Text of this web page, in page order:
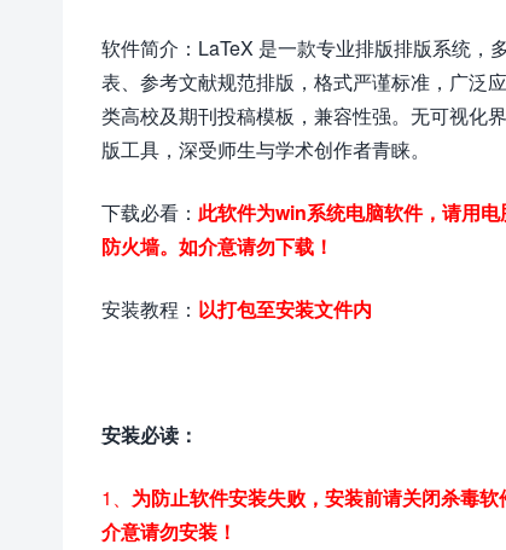
软件简介：LaTeX 是一款专业排版排版系统，
表、参考文献规范排版，格式严谨标准，广泛
类高校及期刊投稿模板，兼容性强。无可视化
版工具，深受师生与学术创作者青睐。
下载必看： 此软件为win系统电脑软件，请用
防火墙。如介意请勿下载！
安装教程： 以打包至安装文件内
安装必读：
1、 为防止软件安装失败，安装前请关闭杀毒
介意请勿安装！